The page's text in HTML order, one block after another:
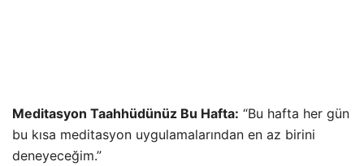
Meditasyon Taahhüdünüz Bu Hafta: “Bu hafta her gün
bu kısa meditasyon uygulamalarından en az birini
deneyeceğim.”